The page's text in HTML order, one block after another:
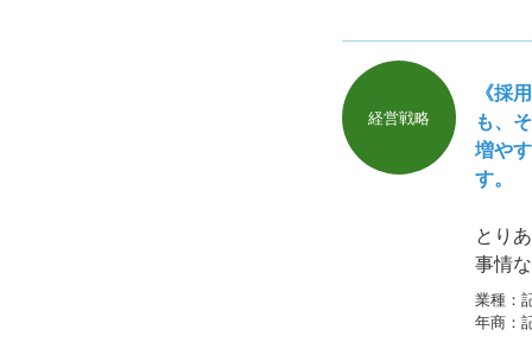
経営戦略
《採
も、
増や
す。
とり
事情
ます
ぱい
業種：
年商：